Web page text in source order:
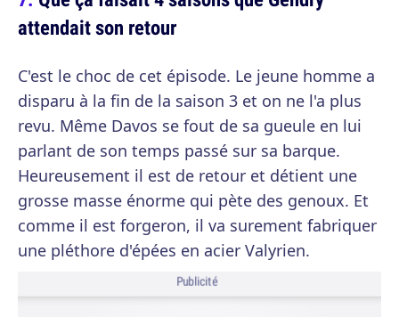
attendait son retour
C'est le choc de cet épisode. Le jeune homme a
disparu à la fin de la saison 3 et on ne l'a plus
revu. Même Davos se fout de sa gueule en lui
parlant de son temps passé sur sa barque.
Heureusement il est de retour et détient une
grosse masse énorme qui pète des genoux. Et
comme il est forgeron, il va surement fabriquer
une pléthore d'épées en acier Valyrien.
Publicité